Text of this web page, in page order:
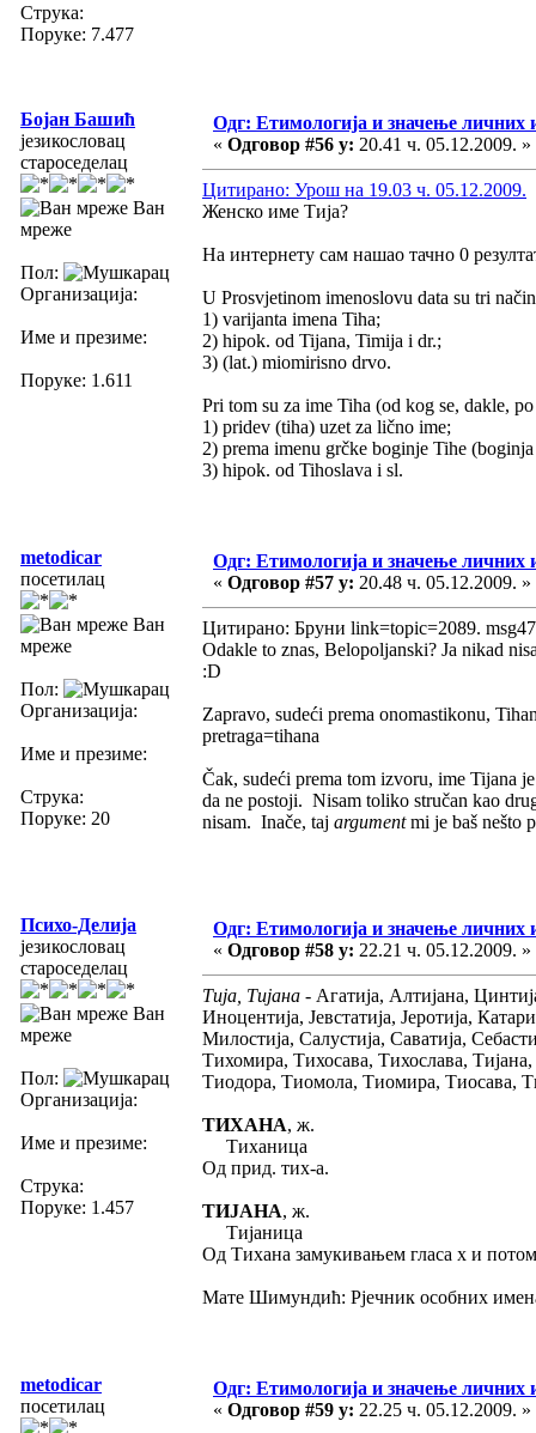
Струка:
Поруке: 7.477
Бојан Башић
језикословац
староседелац
Ван
мреже
Пол:
Организација:
Име и презиме:
Поруке: 1.611
Одг: Етимологија и значење личних
« Одговор #56 у: 20.41 ч. 05.12.2009. »
Цитирано: Урош на 19.03 ч. 05.12.2009.
Женско име Тија?
На интернету сам нашао тачно 0
U Prosvjetinom imenoslovu data su tri
1) varijanta imena Tiha;
2) hipok. od Tijana, Timija i dr.;
3) (lat.) miomirisno drvo.
Pri tom su za ime Tiha (od kog se, dakle,
1) pridev (tiha) uzet za lično ime;
2) prema imenu grčke boginje Tihe (boginja
3) hipok. od Tihoslava i sl.
metodicar
посетилац
Ван
мреже
Пол:
Организација:
Име и презиме:
Струка:
Поруке: 20
Одг: Етимологија и значење личних
« Одговор #57 у: 20.48 ч. 05.12.2009. »
Цитирано: Бруни link=topic=2089.
Odakle to znas, Belopoljanski? Ja nikad
:D
Zapravo, sudeći prema onomastikonu,
pretraga=tihana
Čak, sudeći prema tom izvoru, ime Tijana
da ne postoji. Nisam toliko stručan kao
nisam. Inače, taj argumentmi je baš nešto
Психо-Делија
језикословац
староседелац
Ван
мреже
Пол:
Организација:
Име и презиме:
Струка:
Поруке: 1.457
Одг: Етимологија и значење личних
« Одговор #58 у: 22.21 ч. 05.12.2009. »
Тија, Тијана - Агатија, Алтијана,
Иноцентија, Јевстатија, Јеротија,
Милостија, Салустија, Саватија,
Тихомира, Тихосава, Тихослава,
Тиодора, Тиомола, Тиомира, Тиосава,
ТИХАНА, ж.
Тиханица
Од прид. тих-а.
ТИЈАНА, ж.
Тијаница
Од Тихана замукивањем гласа х и
Мате Шимундић: Рјечник особних
metodicar
посетилац
Одг: Етимологија и значење личних
« Одговор #59 у: 22.25 ч. 05.12.2009. »